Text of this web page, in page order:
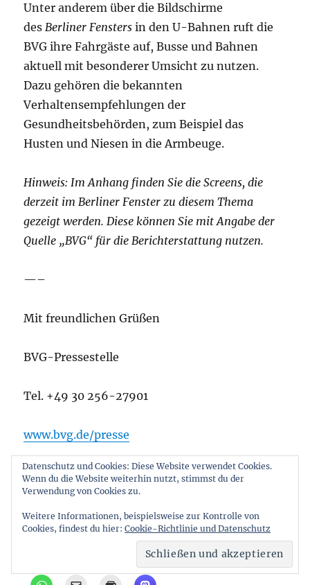
Unter anderem über die Bildschirme
desBerliner Fensters in den U-Bahnen ruft die
BVG ihre Fahrgäste auf, Busse und Bahnen
aktuell mit besonderer Umsicht zu nutzen.
Dazu gehören die bekannten
Verhaltensempfehlungen der
Gesundheitsbehörden, zum Beispiel das
Husten und Niesen in die Armbeuge.
Hinweis: Im Anhang finden Sie die Screens, die
derzeit im Berliner Fenster zu diesem Thema
gezeigt werden. Diese können Sie mit Angabe der
Quelle „BVG“ für die Berichterstattung nutzen.
—–
Mit freundlichen Grüßen
BVG-Pressestelle
Tel. +49 30 256-27901
www.bvg.de/presse
pressestelle@bvg.de
Teilen mit:
Datenschutz und Cookies: Diese Website verwendet Cookies.
Wenn du die Website weiterhin nutzt, stimmst du der
Verwendung von Cookies zu.
Weitere Informationen, beispielsweise zur Kontrolle von
Cookies, findest du hier: Cookie-Richtlinie und Datenschutz